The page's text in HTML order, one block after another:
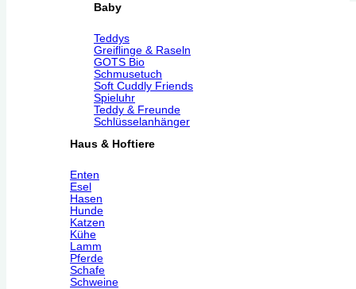
Baby
Teddys
Greiflinge & Raseln
GOTS Bio
Schmusetuch
Soft Cuddly Friends
Spieluhr
Teddy & Freunde
Schlüsselanhänger
Haus & Hoftiere
Enten
Esel
Hasen
Hunde
Katzen
Kühe
Lamm
Pferde
Schafe
Schweine